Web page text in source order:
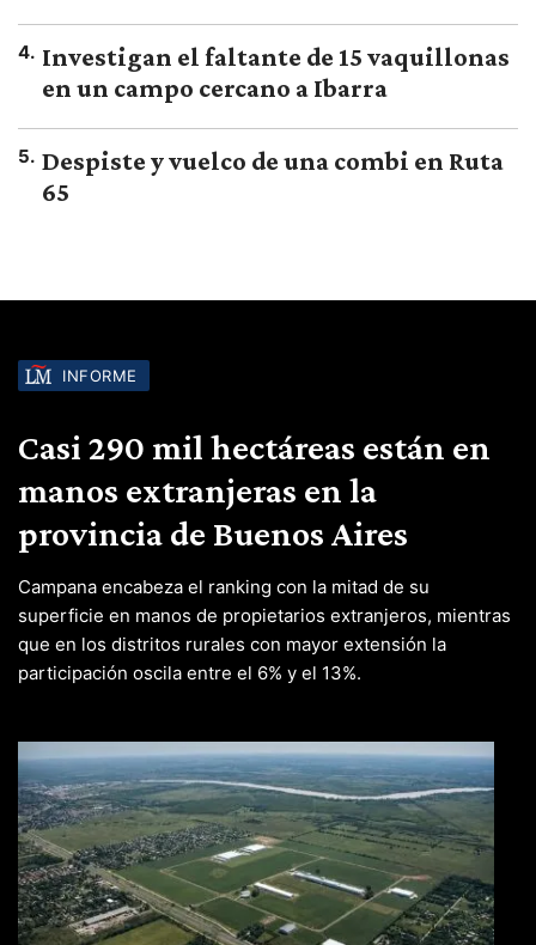
4. Investigan el faltante de 15 vaquillonas
en un campo cercano a Ibarra
5. Despiste y vuelco de una combi en Ruta
65
INFORME
Casi 290 mil hectáreas están en
manos extranjeras en la
provincia de Buenos Aires
Campana encabeza el ranking con la mitad de su
superficie en manos de propietarios extranjeros, mientras
que en los distritos rurales con mayor extensión la
participación oscila entre el 6% y el 13%.